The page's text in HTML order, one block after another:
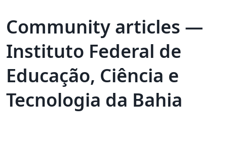
Community articles —
Instituto Federal de
Educação, Ciência e
Tecnologia da Bahia